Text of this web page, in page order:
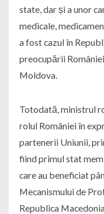
state, dar și a unor
medicale,
a fost cazul în
preocupării
Moldova.
Totodată, ministrul
rolul României în
partenerii Uniunii,
fiind primul stat
care au beneficiat
Mecanismului de
Republica